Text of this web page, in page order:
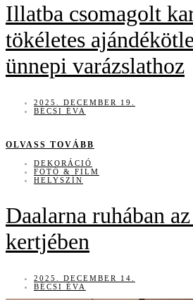
Illatba csomagolt
tökéletes
ünnepi varázslathoz
2025. DECEMBER 19.
BÉCSI ÉVA
OLVASS TOVÁBB
DEKORÁCIÓ
FOTÓ & FILM
HELYSZÍN
Daalarna ruhában
kertjében
2025. DECEMBER 14.
BÉCSI ÉVA